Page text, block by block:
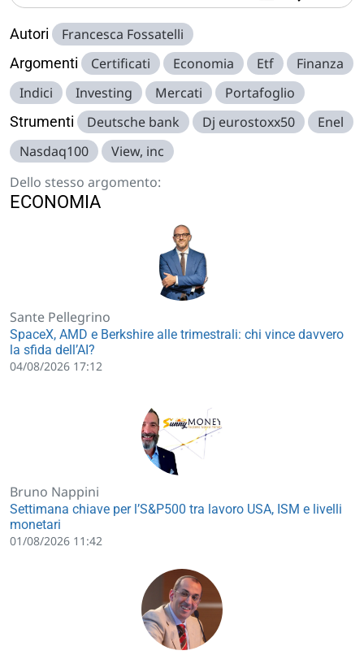
Autori Francesca Fossatelli
Argomenti Certificati Economia Etf
Finanza
Indici
Investing Mercati Portafoglio
Strumenti Deutsche bank Dj eurostoxx50
Enel
Nasdaq100
View, inc
Dello stesso argomento:
ECONOMIA
Sante Pellegrino
SpaceX, AMD e Berkshire alle trimestrali: chi vince davvero
la sfida dell’AI?
04/08/2026 17:12
Bruno Nappini
Settimana chiave per l’S&P500 tra lavoro USA, ISM e livelli
monetari
01/08/2026 11:42